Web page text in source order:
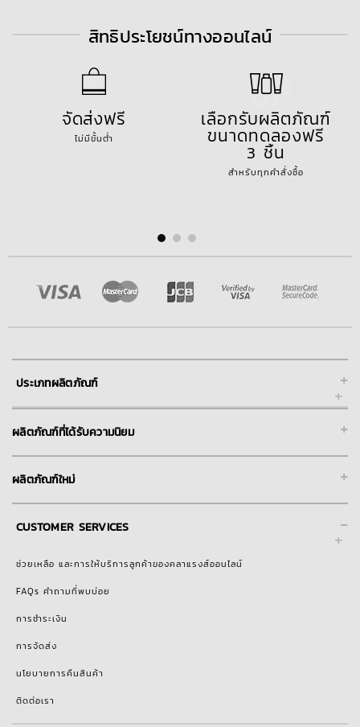
สิทธิประโยชน์ทางออนไลน์
จัดส่งฟรี
ไม่มีขั้นต่ำ
เลือกรับผลิตภัณฑ์
ขนาดทดลองฟรี
3 ชิ้น
สำหรับทุกคำสั่งซื้อ
+
ประเภทผลิตภัณฑ์
+
ผลิตภัณฑ์ที่ได้รับความนิยม
+
ผลิตภัณฑ์ใหม่
-
CUSTOMER SERVICES
ช่วยเหลือ และการให้บริการลูกค้าของคลาแรงส์ออนไลน์
FAQs คำถามที่พบบ่อย
การชำระเงิน
การจัดส่ง
นโยบายการคืนสินค้า
ติดต่อเรา